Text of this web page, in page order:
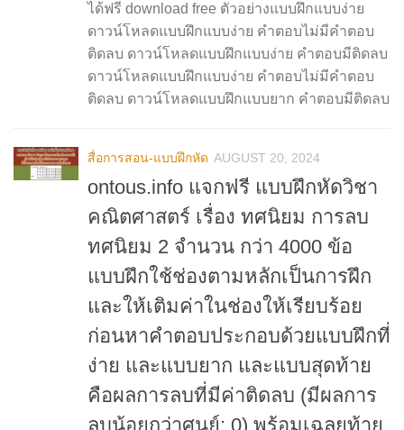
ได้ฟรี download free ตัวอย่างแบบฝึกแบบง่าย
ดาวน์โหลดแบบฝึกแบบง่าย คำตอบไม่มีคำตอบ
ติดลบ ดาวน์โหลดแบบฝึกแบบง่าย คำตอบมีติดลบ
ดาวน์โหลดแบบฝึกแบบง่าย คำตอบไม่มีคำตอบ
ติดลบ ดาวน์โหลดแบบฝึกแบบยาก คำตอบมีติดลบ
สื่อการสอน-แบบฝึกหัด AUGUST 20, 2024
ontous.info แจกฟรี แบบฝึกหัดวิชา
คณิตศาสตร์ เรื่อง ทศนิยม การลบ
ทศนิยม 2 จำนวน กว่า 4000 ข้อ
แบบฝึกใช้ช่องตามหลักเป็นการฝึก
และให้เติมค่าในช่องให้เรียบร้อย
ก่อนหาคำตอบประกอบด้วยแบบฝึกที่
ง่าย และแบบยาก และแบบสุดท้าย
คือผลการลบที่มีค่าติดลบ (มีผลการ
ลบน้อยกว่าศูนย์: 0) พร้อมเฉลยท้าย